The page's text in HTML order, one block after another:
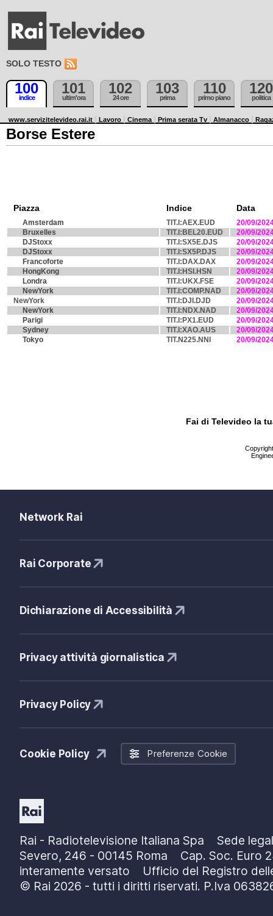
SOLO TESTO
100
indice
101
ultim'ora
102
24 ore
103
prima
110
primo piano
120
politica
www.servizitelevideo.rai.it Lavoro Cinema Prima serata Tv Almanacco
Borse Estere
Piazza Indice Data
Amsterdam TIT.I:AEX.EUD
20/09/
Bruxelles
TIT.I:BEL20.EUD
20/09/
DJStoxx
TIT.I:SX5E.DJS
20/09/
DJStoxx
TIT.I:SX5P.DJS
20/09/
Francoforte
TIT.I:DAX.DAX
20/09/
HongKong
TIT.I:HSI.HSN
20/09/
Londra
TIT.I:UKX.FSE
20/09/
NewYork
TIT.I:COMP.NAD
20/09/
NewYork
TIT.I:DJI.DJD
20/09/
NewYork
TIT.I:NDX.NAD
20/09/
Parigi
TIT.I:PX1.EUD
20/09/
Sydney
TIT.I:XAO.AUS
20/09/
Tokyo
TIT.N225.NNI 20/09/
Fai di Televideo la